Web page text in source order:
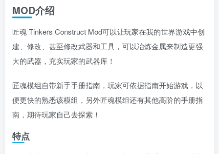
MOD介绍
匠魂 Tinkers Construct Mod可以让玩家在我的世界游戏中创
建、修改、甚至修改武器和工具，可以冶炼金属来制造更强
大的武器，充实玩家的武器库！
匠魂模组自带新手手册指南，玩家可依据指南开始游戏，以
便更快的熟悉该模组，另外匠魂模组还有其他高阶的手册指
南，期待玩家自己去探索！
特点